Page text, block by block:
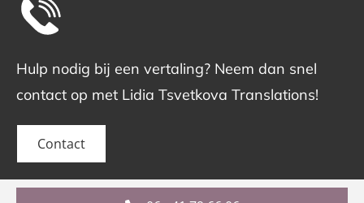
Hulp nodig bij een vertaling? Neem dan snel
contact op met Lidia Tsvetkova Translations!
Contact